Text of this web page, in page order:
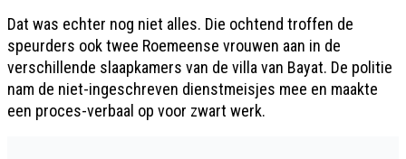
Dat was echter nog niet alles. Die ochtend troffen de
speurders ook twee Roemeense vrouwen aan in de
verschillende slaapkamers van de villa van Bayat. De politie
nam de niet-ingeschreven dienstmeisjes mee en maakte
een proces-verbaal op voor zwart werk.